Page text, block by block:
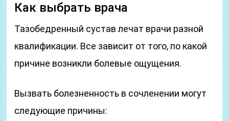
Как выбрать врача
Тазобедренный сустав лечат врачи разной
квалификации. Все зависит от того, по какой
причине возникли болевые ощущения.
Вызвать болезненность в сочленении могут
следующие причины: